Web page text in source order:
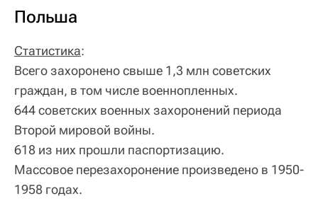
Польша
Статистика:
Всего захоронено свыше 1,3 млн советских
граждан, в том числе военнопленных.
644 советских военных захоронений периода
Второй мировой войны.
618 из них прошли паспортизацию.
Массовое перезахоронение произведено в 1950-
1958 годах.